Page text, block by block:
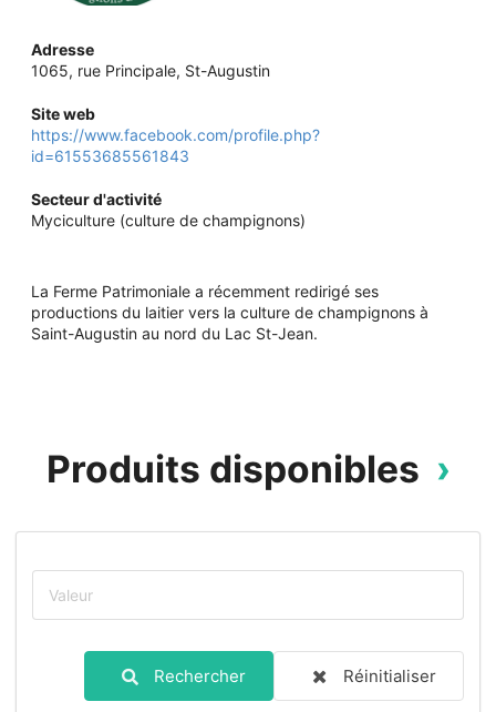
Adresse
1065, rue Principale, St-Augustin
Site web
https://www.facebook.com/profile.php?
id=61553685561843
Secteur d'activité
Myciculture (culture de champignons)
La Ferme Patrimoniale a récemment redirigé ses
productions du laitier vers la culture de champignons à
Saint-Augustin au nord du Lac St-Jean.
Produits disponibles
Rechercher Réinitialiser